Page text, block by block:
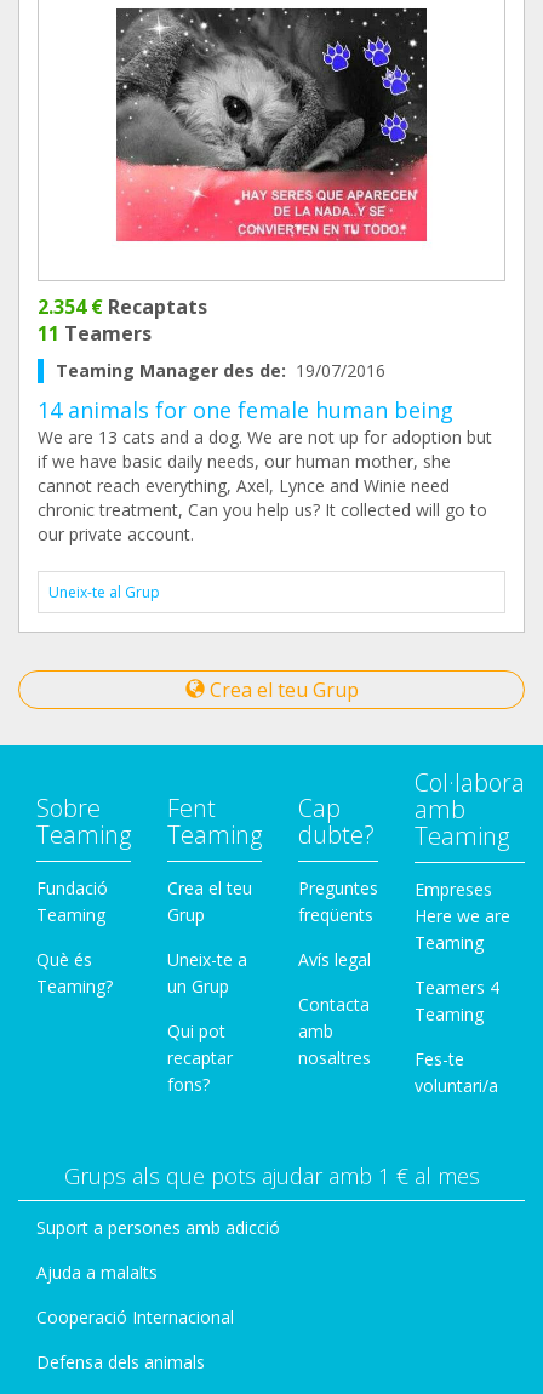
2.354 € Recaptats
11 Teamers
Teaming Manager des de: 19/07/2016
14 animals for one female human being
We are 13 cats and a dog. We are not up for adoption but
if we have basic daily needs, our human mother, she
cannot reach everything, Axel, Lynce and Winie need
chronic treatment, Can you help us? It collected will go to
our private account.
Uneix-te al Grup
Crea el teu Grup
Sobre
Teaming
Fundació
Teaming
Què és
Teaming?
Fent
Teaming
Crea el teu
Grup
Uneix-te a
un Grup
Qui pot
recaptar
fons?
Cap
dubte?
Preguntes
freqüents
Avís legal
Contacta
amb
nosaltres
Col·labora
amb
Teaming
Empreses
Here we are
Teaming
Teamers 4
Teaming
Fes-te
voluntari/a
Grups als que pots ajudar amb 1 € al mes
Suport a persones amb adicció
Ajuda a malalts
Cooperació Internacional
Defensa dels animals